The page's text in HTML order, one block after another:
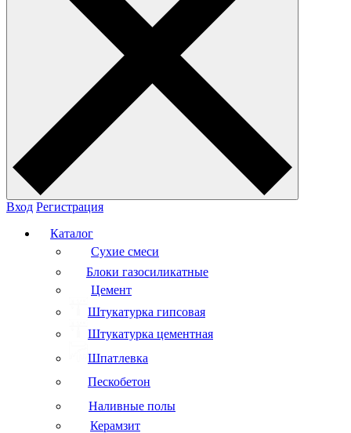
Вход Регистрация
Каталог
Сухие смеси
Блоки газосиликатные
Цемент
Штукатурка гипсовая
Штукатурка цементная
Шпатлевка
Пескобетон
Наливные полы
Керамзит